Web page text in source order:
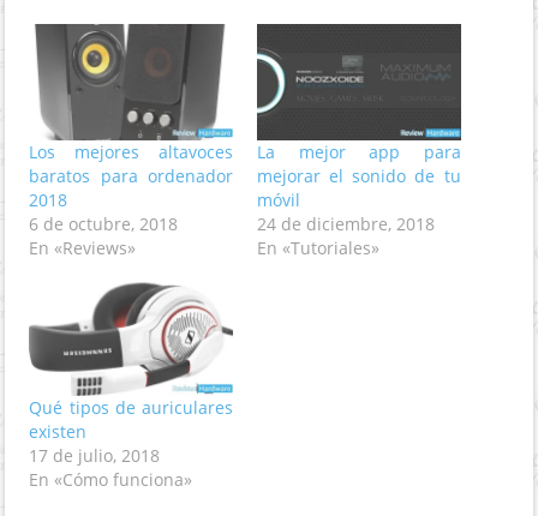
Los mejores altavoces
baratos para ordenador
2018
6 de octubre, 2018
En «Reviews»
La mejor app para
mejorar el sonido de tu
móvil
24 de diciembre, 2018
En «Tutoriales»
Qué tipos de auriculares
existen
17 de julio, 2018
En «Cómo funciona»